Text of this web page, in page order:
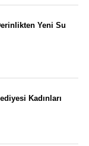
Yeni Su
Kadınları